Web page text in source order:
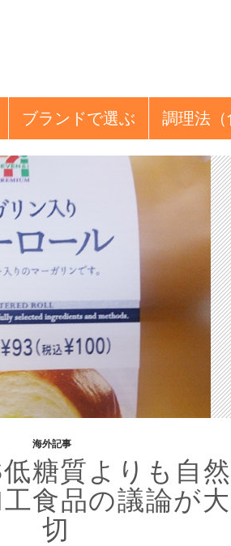
ブランドで選ぶ 調理法
海外記事
糖質よりも自然
食品の議論が大
切